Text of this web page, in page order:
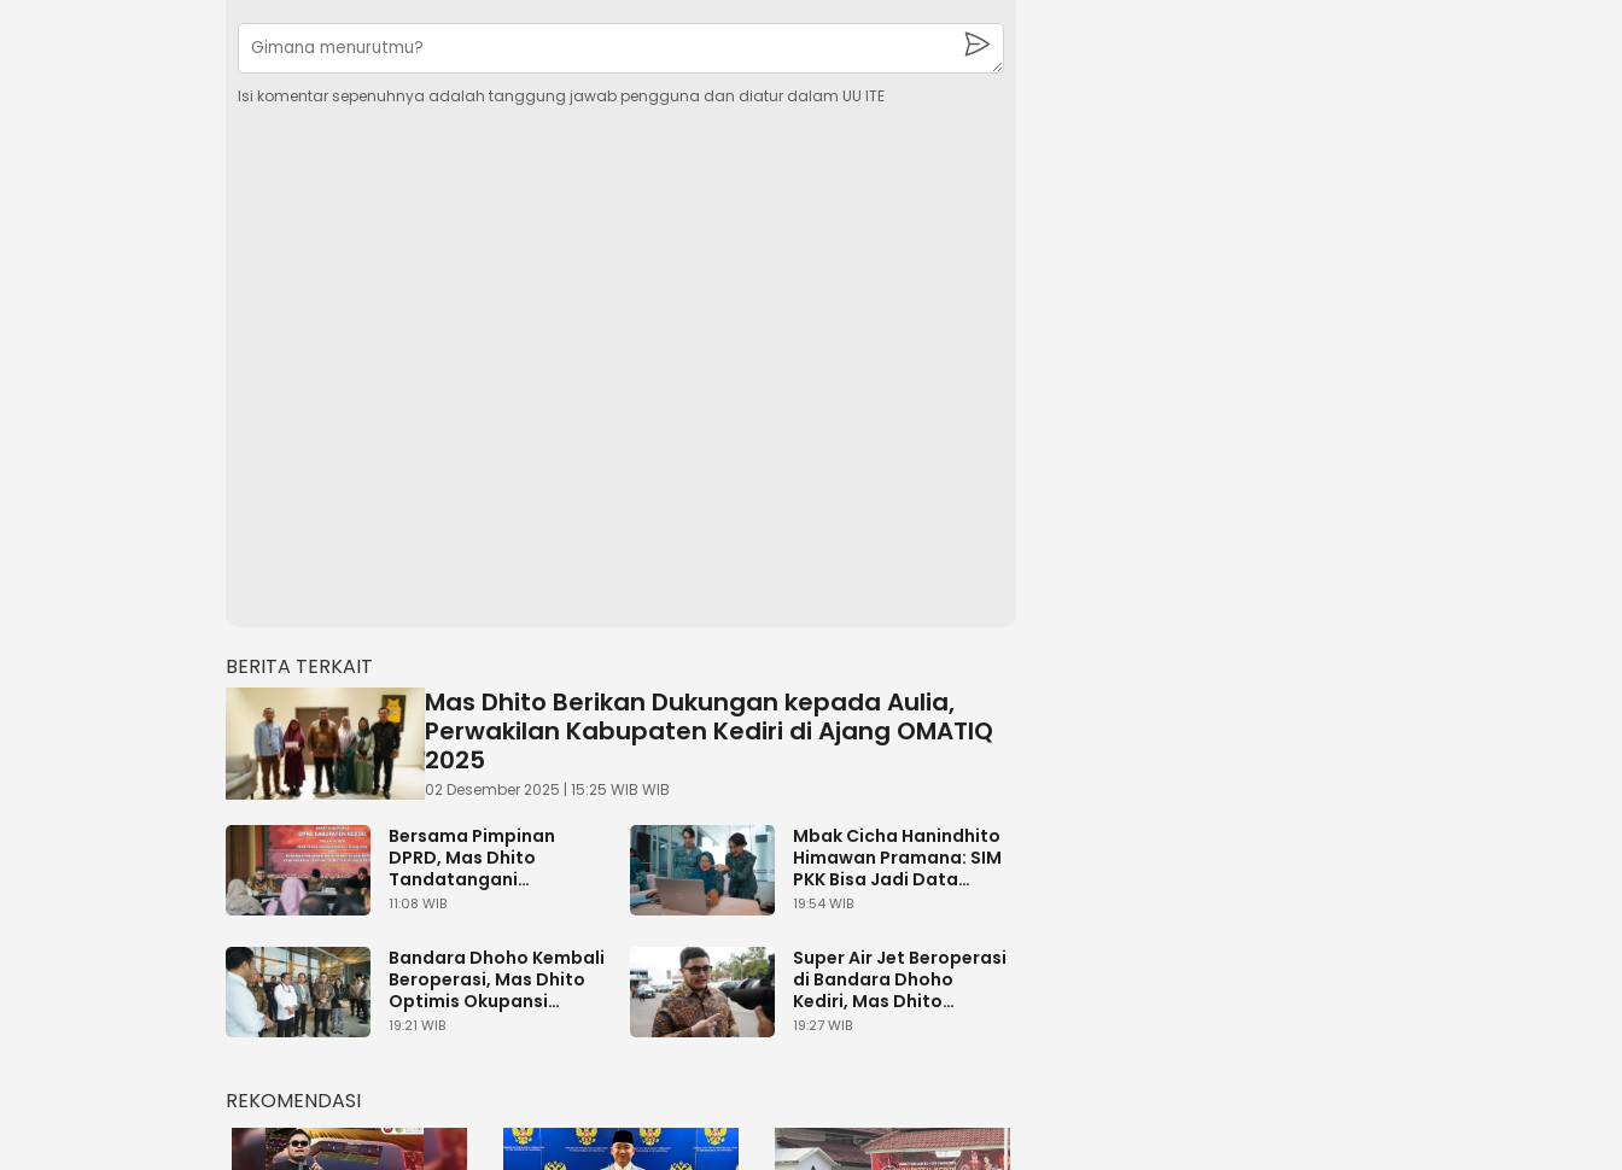
Isi komentar sepenuhnya adalah tanggung jawab pengguna dan diatur dalam UU ITE
BERITA TERKAIT
Mas Dhito Berikan Dukungan kepada Aulia,
Perwakilan Kabupaten Kediri di Ajang OMATIQ
2025
02 Desember 2025 | 15:25 WIB WIB
Bersama Pimpinan
DPRD, Mas Dhito
Tandatangani
Persetujuan Raperda
11:08 WIB
Mbak Cicha Hanindhito
Himawan Pramana: SIM
PKK Bisa Jadi Data
Rujukan Program
19:54 WIB
Bandara Dhoho Kembali
Beroperasi, Mas Dhito
Optimis Okupansi
Penumpang di Atas 70
19:21 WIB
Super Air Jet Beroperasi
di Bandara Dhoho
Kediri, Mas Dhito
Hadirkan Berbagai
19:27 WIB
REKOMENDASI